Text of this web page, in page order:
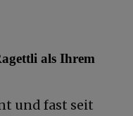
als Ihrem
und fast seit